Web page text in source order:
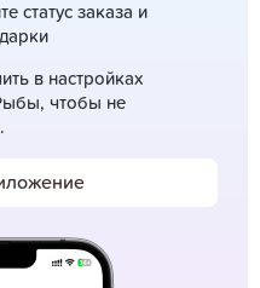
статус заказа и
в настройках
чтобы не